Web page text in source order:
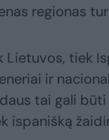
regionas
tiek
ir
tai gali
ispanišką